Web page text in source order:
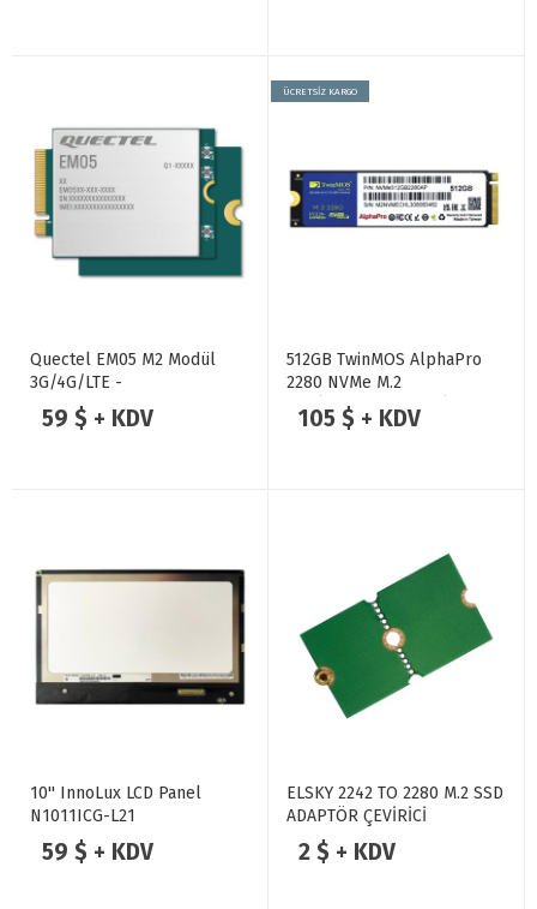
Quectel EM05 M2 Modül
3G/4G/LTE -
GSM/GPRS/EDGE + WIFI
ANTEN
59 $ + KDV
ÜCRETSİZ KARGO
512GB TwinMOS AlphaPro
2280 NVMe M.2
SSD(3600/3250Mb/s)
105 $ + KDV
10'' InnoLux LCD Panel
N1011ICG-L21
59 $ + KDV
ELSKY 2242 TO 2280 M.2 SSD
ADAPTÖR ÇEVİRİCİ
2 $ + KDV